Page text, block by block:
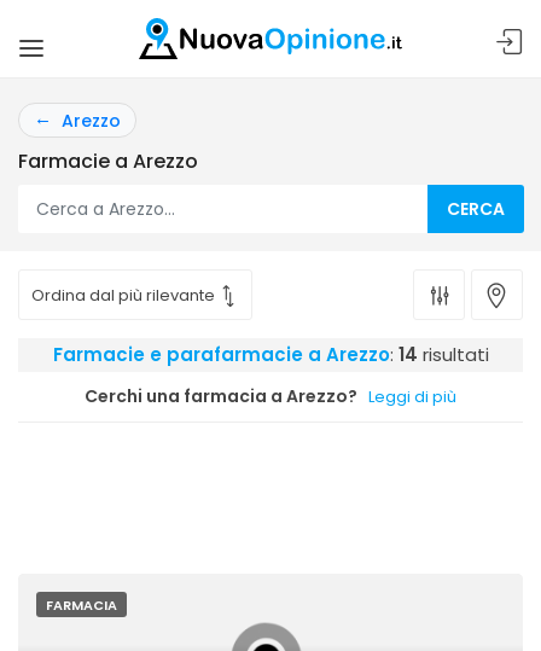
Arezzo
Farmacie a Arezzo
CERCA
Farmacie e parafarmacie a Arezzo: 14 risultati
Cerchi una farmacia a Arezzo? Leggi di più
FARMACIA